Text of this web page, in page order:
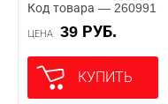
Код товара — 260991
ЦЕНА 39 РУБ.
КУПИТЬ